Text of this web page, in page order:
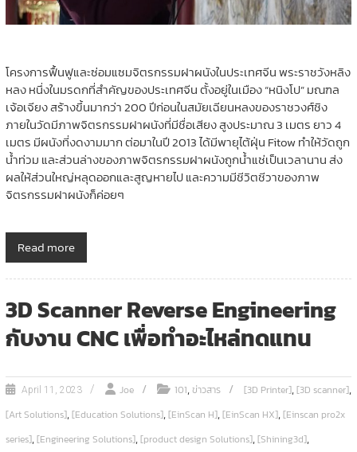
โครงการฟื้นฟูและซ่อมแซมจิตรกรรมฝาผนังในประเทศจีน พระราชวังหลิง
หลง หนึ่งในมรดกที่สำคัญของประเทศจีน ตั้งอยู่ในเมือง “หนิงโป” มณฑล
เจ้อเจียง สร้างขึ้นมากว่า 200 ปีก่อนในสมัยเฉียนหลงของราชวงศ์ชิง
ภายในวัดมีภาพจิตรกรรมฝาผนังที่มีชื่อเสียง สูงประมาณ 3 เมตร ยาว 4
เมตร มีผนังที่งดงามมาก ต่อมาในปี 2013 ได้มีพายุไต้ฝุ่น Fitow ทำให้วัดถูก
น้ำท่วม และส่วนล่างของภาพจิตรกรรมฝาผนังถูกน้ำแช่เป็นเวลานาน ส่ง
ผลให้ส่วนใหญ่หลุดออกและสูญหายไป และความมีชีวิตชีวาของภาพ
จิตรกรรมฝาผนังก็ค่อยๆ
Read more
3D Scanner Reverse Engineering
กับงาน CNC เพื่อทำอะไหล่ทดแทน
April 11, 2023 Joe 101,ข่าวสาร [3D Printer],[3D scanner],
[Art Solutions],[Education Solutions],[EinScan H],[EinScan HX],[Einscan pro2x
series],[Engineering Solutions],[product design Solutions],[Shining3d],